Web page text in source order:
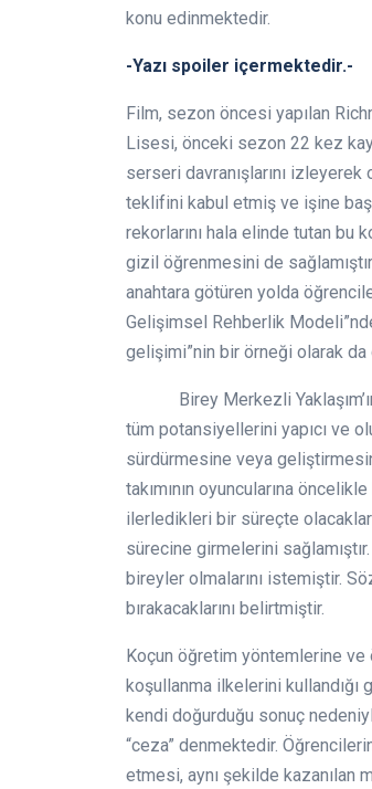
konu edinmektedir.
-Yazı spoiler içermektedir.-
Film, sezon öncesi yapılan
Lisesi, önceki sezon 22 kez
serseri davranışlarını izleyerek
teklifini kabul etmiş ve işine
rekorlarını hala elinde tutan
gizil öğrenmesini de
anahtara götüren yolda
Gelişimsel Rehberlik
gelişimi”nin bir örneği olarak
Birey Merkezli
tüm potansiyellerini yapıcı ve
sürdürmesine veya
takımının oyuncularına
ilerledikleri bir süreçte
sürecine girmelerini
bireyler olmalarını istemiştir.
bırakacaklarını belirtmiştir.
Koçun öğretim yöntemlerine ve
koşullanma ilkelerini kullandığı
kendi doğurduğu sonuç
“ceza” denmektedir.
etmesi, aynı şekilde kazanılan